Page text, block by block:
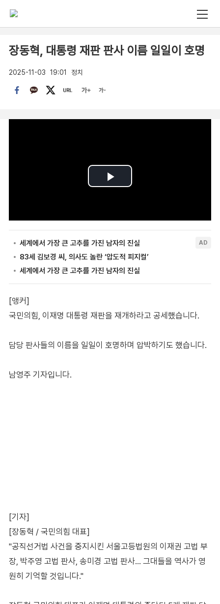
장동혁, 대통령 재판 판사 이름 일일이 호명
2025-11-03 19:01 정치
[앵커]
국민의힘, 이재명 대통령 재판을 재개하라고 공세했습니다.
담당 판사들의 이름을 일일이 호명하며 압박하기도 했습니다.
남영주 기자입니다.
[기자]
[장동혁 / 국민의힘 대표]
"공직선거법 사건을 중지시킨 서울고등법원의 이재권 고법 부
장, 박주영 고법 판사, 송미경 고법 판사… 그대들을 역사가 영
원히 기억할 것입니다."